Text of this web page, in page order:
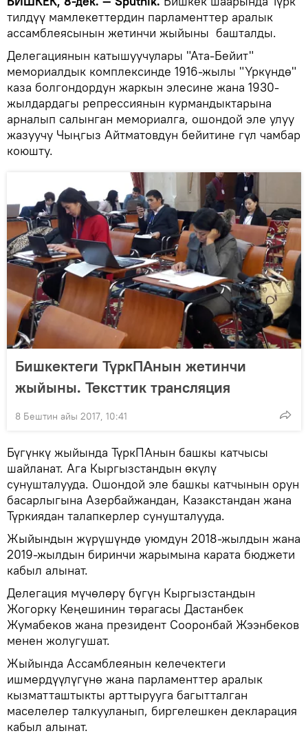
тилдүү мамлекеттердин парламенттер аралык
ассамблеясынын жетинчи жыйыны башталды.
Делегациянын катышуучулары "Ата-Бейит"
мемориалдык комплексинде 1916-жылы "Үркүндө"
каза болгондордун жаркын элесине жана 1930-
жылдардагы репрессиянын курмандыктарына
арналып салынган мемориалга, ошондой эле улуу
жазуучу Чыңгыз Айтматовдун бейитине гүл чамбар
коюшту.
Бишкектеги ТүркПАнын жетинчи
жыйыны. Тексттик трансляция
8 Бештин айы 2017, 10:41
Бүгүнкү жыйында ТүркПАнын башкы катчысы
шайланат. Ага Кыргызстандын өкүлү
сунушталууда. Ошондой эле башкы катчынын орун
басарлыгына Азербайжандан, Казакстандан жана
Түркиядан талапкерлер сунушталууда.
Жыйындын жүрүшүндө уюмдун 2018-жылдын жана
2019-жылдын биринчи жарымына карата бюджети
кабыл алынат.
Делегация мүчөлөрү бүгүн Кыргызстандын
Жогорку Кеңешинин төрагасы Дастанбек
Жумабеков жана президент Сооронбай Жээнбеков
менен жолугушат.
Жыйында Ассамблеянын келечектеги
ишмердүүлүгүнө жана парламенттер аралык
кызматташтыкты арттырууга багытталган
маселелер талкууланып, биргелешкен декларация
кабыл алынат.